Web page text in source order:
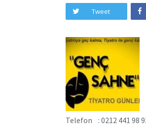
Tweet
Telefon : 0212 441 98